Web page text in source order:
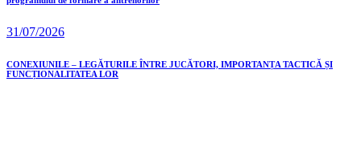
31/07/2026
CONEXIUNILE – LEGĂTURILE ÎNTRE JUCĂTORI, IMPORTANȚA TACTICĂ ȘI
FUNCȚIONALITATEA LOR